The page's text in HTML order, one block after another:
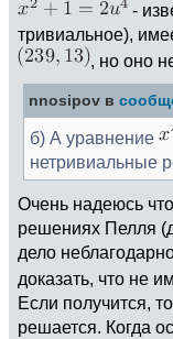
-
тривиальное),
, но оно
nnosipov в
б) А уравнение
нетривиальные
Очень надеюсь
решениях Пелля
дело
доказать, что не
Если получится,
решается. Когда